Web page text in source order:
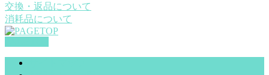
交換・返品について
消耗品について